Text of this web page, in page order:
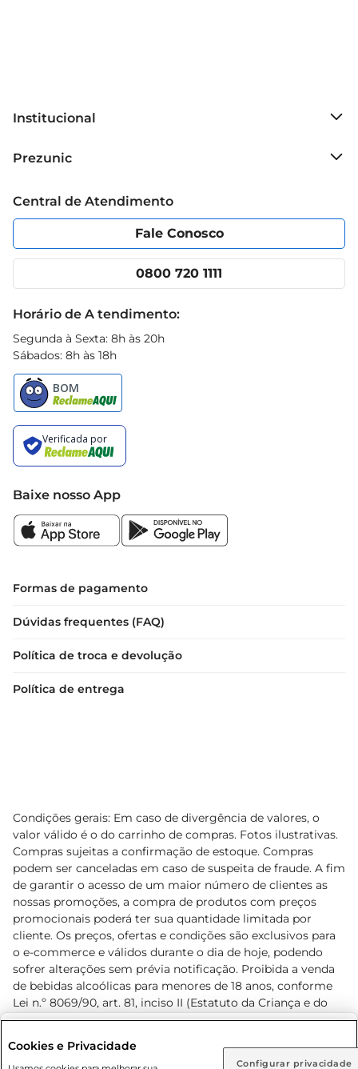
Institucional
Grupo Cencosud
Política de Privacidade
Portal do fornecedor
Cencosud Media
Prezunic
Código de Ética
App Prezunic
Central de Atendimento
Fale Conosco
0800 720 1111
Horário de A tendimento:
Segunda à Sexta: 8h às 20h
Sábados: 8h às 18h
Baixe nosso App
Formas de pagamento
Dúvidas frequentes (FAQ)
Política de troca e devolução
Política de entrega
Condições gerais: Em caso de divergência de valores, o
valor válido é o do carrinho de compras. Fotos ilustrativas.
Compras sujeitas a confirmação de estoque. Compras
podem ser canceladas em caso de suspeita de fraude. A fim
de garantir o acesso de um maior número de clientes as
nossas promoções, a compra de produtos com preços
promocionais poderá ter sua quantidade limitada por
cliente. Os preços, ofertas e condições são exclusivos para
o e-commerce e válidos durante o dia de hoje, podendo
sofrer alterações sem prévia notificação. Proibida a venda
de bebidas alcoólicas para menores de 18 anos, conforme
Lei n.º 8069/90, art. 81, inciso II (Estatuto da Criança e do
Adolescente). Preços e condições exclusivos para o
prévio. O valor mínimo para as compras on-line é de R$
Cookies e Privacidade
Configurar privacidade